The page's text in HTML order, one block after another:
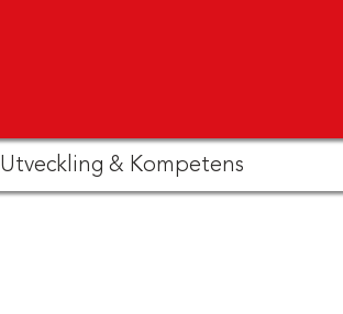
Utveckling & Kompetens